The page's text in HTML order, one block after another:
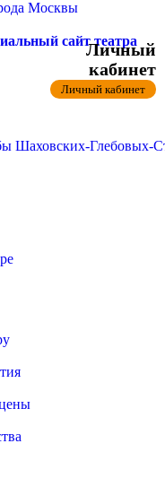
Москвы
сайт театра
Шаховских-
Личный
кабинет
Личный кабинет